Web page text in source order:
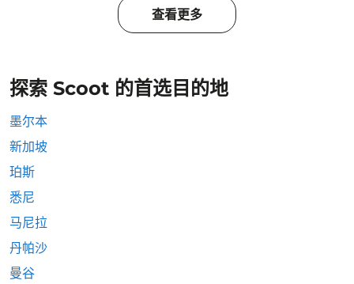
查看更多
探索 Scoot 的首选目的地
墨尔本
新加坡
珀斯
悉尼
马尼拉
丹帕沙
曼谷